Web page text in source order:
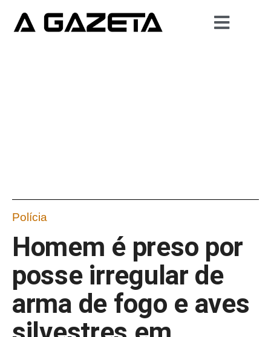
Polícia
Homem é preso por
posse irregular de
arma de fogo e aves